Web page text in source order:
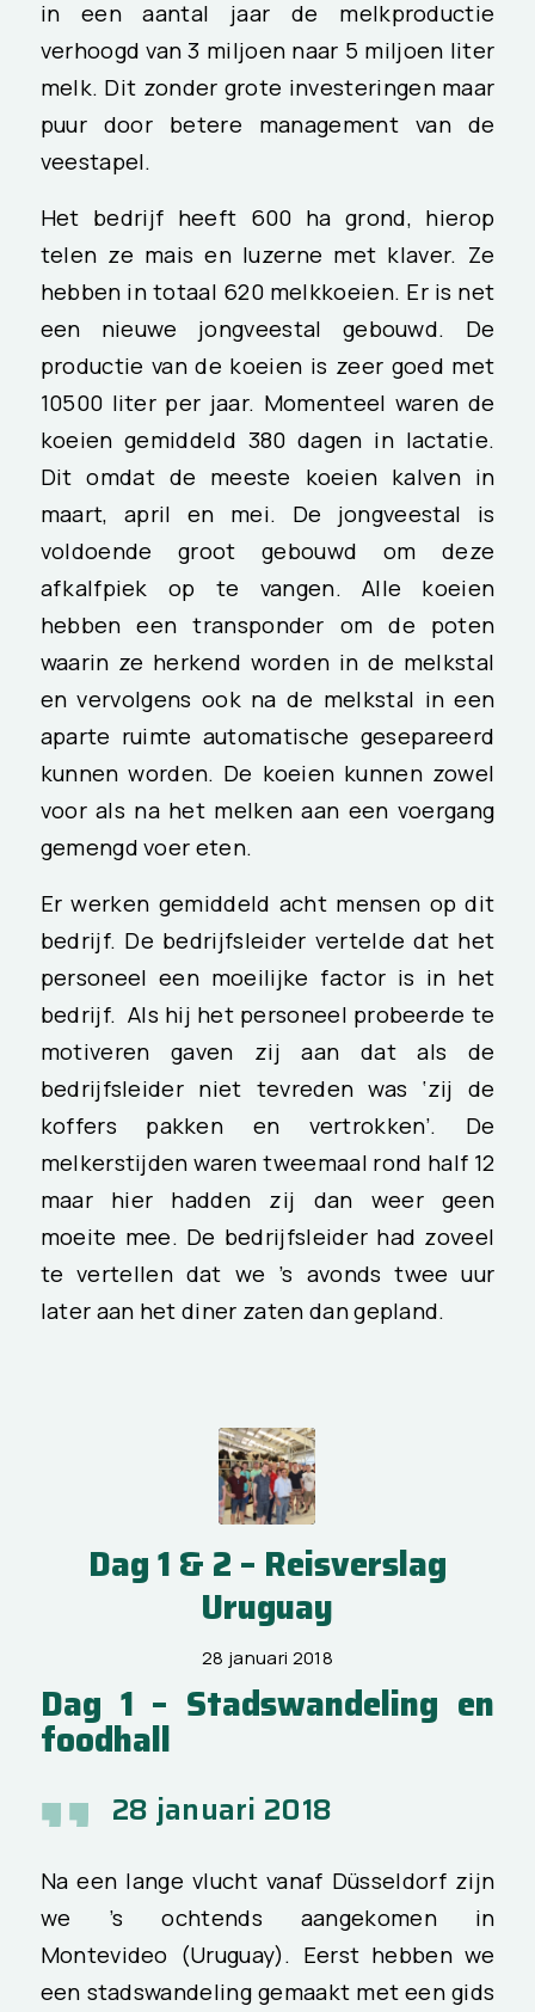
in een aantal jaar de melkproductie
verhoogd van 3 miljoen naar 5 miljoen liter
melk. Dit zonder grote investeringen maar
puur door betere management van de
veestapel.
Het bedrijf heeft 600 ha grond, hierop
telen ze mais en luzerne met klaver. Ze
hebben in totaal 620 melkkoeien. Er is net
een nieuwe jongveestal gebouwd. De
productie van de koeien is zeer goed met
10500 liter per jaar. Momenteel waren de
koeien gemiddeld 380 dagen in lactatie.
Dit omdat de meeste koeien kalven in
maart, april en mei. De jongveestal is
voldoende groot gebouwd om deze
afkalfpiek op te vangen. Alle koeien
hebben een transponder om de poten
waarin ze herkend worden in de melkstal
en vervolgens ook na de melkstal in een
aparte ruimte automatische gesepareerd
kunnen worden. De koeien kunnen zowel
voor als na het melken aan een voergang
gemengd voer eten.
Er werken gemiddeld acht mensen op dit
bedrijf. De bedrijfsleider vertelde dat het
personeel een moeilijke factor is in het
bedrijf. Als hij het personeel probeerde te
motiveren gaven zij aan dat als de
bedrijfsleider niet tevreden was ‘zij de
koffers pakken en vertrokken’. De
melkerstijden waren tweemaal rond half 12
maar hier hadden zij dan weer geen
moeite mee. De bedrijfsleider had zoveel
te vertellen dat we ’s avonds twee uur
later aan het diner zaten dan gepland.
Dag 1 & 2 – Reisverslag
Uruguay
28 januari 2018
Dag 1 – Stadswandeling en
foodhall
28 januari 2018
Na een lange vlucht vanaf Düsseldorf zijn
we ’s ochtends aangekomen in
Montevideo (Uruguay). Eerst hebben we
een stadswandeling gemaakt met een gids